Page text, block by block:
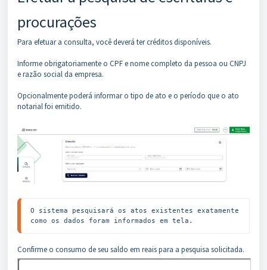
procurações
Para efetuar a consulta, você deverá ter créditos disponíveis.
Informe obrigatoriamente o CPF e nome completo da pessoa ou CNPJ
e razão social da empresa.
Opcionalmente poderá informar o tipo de ato e o período que o ato
notarial foi emitido.
O sistema pesquisará os atos existentes exatamente
como os dados foram informados em tela.
Confirme o consumo de seu saldo em reais para a pesquisa solicitada.